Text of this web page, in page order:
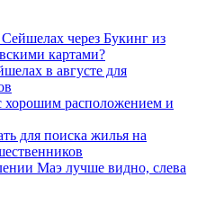
через Букинг из
картами?
в августе для
хорошим расположением и
для поиска жилья на
Маэ лучше видно, слева